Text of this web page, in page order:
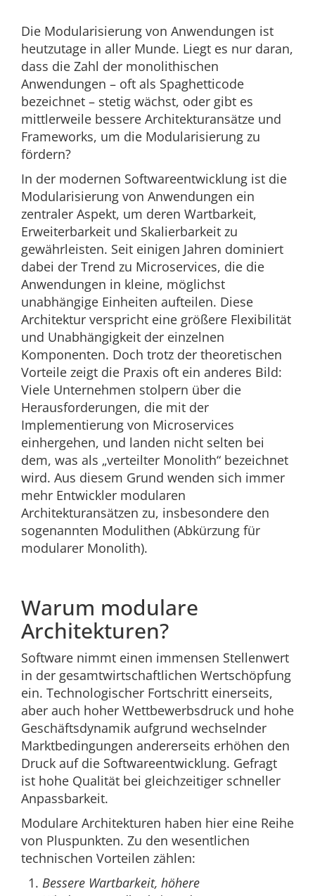
Die Modularisierung von Anwendungen ist
heutzutage in aller Munde. Liegt es nur daran,
dass die Zahl der monolithischen
Anwendungen – oft als Spaghetticode
bezeichnet – stetig wächst, oder gibt es
mittlerweile bessere Architekturansätze und
Frameworks, um die Modularisierung zu
fördern?
In der modernen Softwareentwicklung ist die
Modularisierung von Anwendungen ein
zentraler Aspekt, um deren Wartbarkeit,
Erweiterbarkeit und Skalierbarkeit zu
gewährleisten. Seit einigen Jahren dominiert
dabei der Trend zu Microservices, die die
Anwendungen in kleine, möglichst
unabhängige Einheiten aufteilen. Diese
Architektur verspricht eine größere Flexibilität
und Unabhängigkeit der einzelnen
Komponenten. Doch trotz der theoretischen
Vorteile zeigt die Praxis oft ein anderes Bild:
Viele Unternehmen stolpern über die
Herausforderungen, die mit der
Implementierung von Microservices
einhergehen, und landen nicht selten bei
dem, was als „verteilter Monolith“ bezeichnet
wird. Aus diesem Grund wenden sich immer
mehr Entwickler modularen
Architekturansätzen zu, insbesondere den
sogenannten Modulithen (Abkürzung für
modularer Monolith).
Warum modulare
Architekturen?
Software nimmt einen immensen Stellenwert
in der gesamtwirtschaftlichen Wertschöpfung
ein. Technologischer Fortschritt einerseits,
aber auch hoher Wettbewerbsdruck und hohe
Geschäftsdynamik aufgrund wechselnder
Marktbedingungen andererseits erhöhen den
Druck auf die Softwareentwicklung. Gefragt
ist hohe Qualität bei gleichzeitiger schneller
Anpassbarkeit.
Modulare Architekturen haben hier eine Reihe
von Pluspunkten. Zu den wesentlichen
technischen Vorteilen zählen:
Bessere Wartbarkeit, höhere